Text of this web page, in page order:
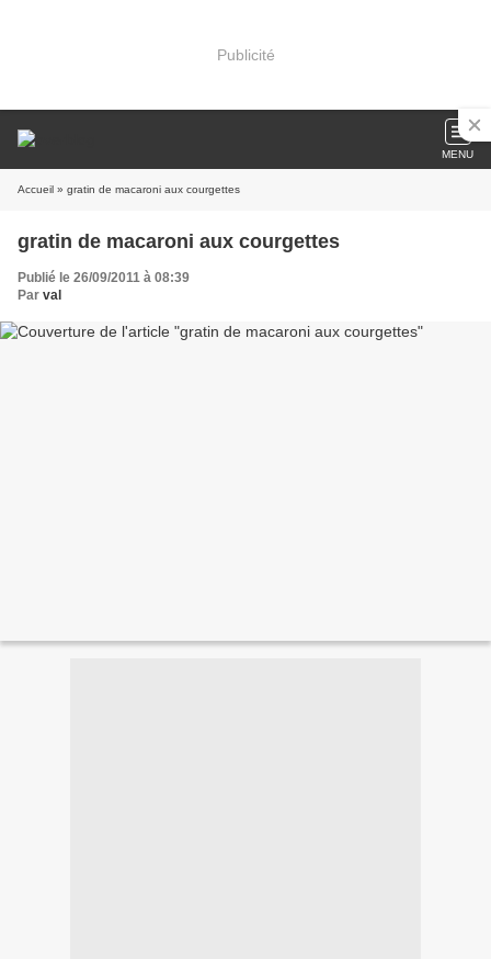
Publicité
MENU
Accueil » gratin de macaroni aux courgettes
gratin de macaroni aux courgettes
Publié le 26/09/2011 à 08:39
Par val